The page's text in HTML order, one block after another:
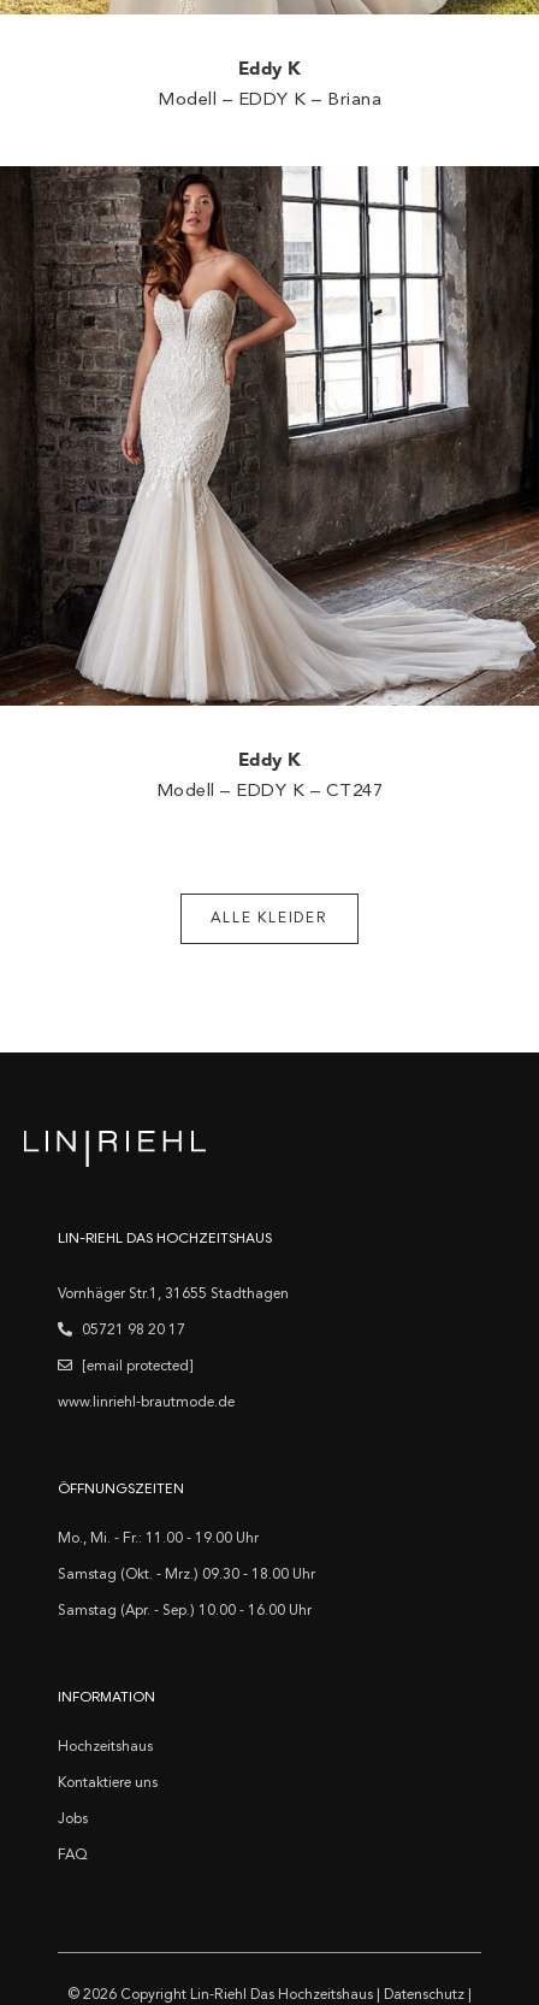
Eddy K
Modell – EDDY K – Briana
Eddy K
Modell – EDDY K – CT247
ALLE KLEIDER
LIN-RIEHL DAS HOCHZEITSHAUS
Vornhäger Str.1, 31655 Stadthagen
05721 98 20 17
[email protected]
www.linriehl-brautmode.de
ÖFFNUNGSZEITEN
Mo., Mi. - Fr.: 11.00 - 19.00 Uhr
Samstag (Okt. - Mrz.) 09.30 - 18.00 Uhr
Samstag (Apr. - Sep.) 10.00 - 16.00 Uhr
INFORMATION
Hochzeitshaus
Kontaktiere uns
Jobs
FAQ
© 2026 Copyright Lin-Riehl Das Hochzeitshaus Datenschutz